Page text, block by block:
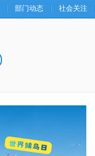
部门动态 社会关注